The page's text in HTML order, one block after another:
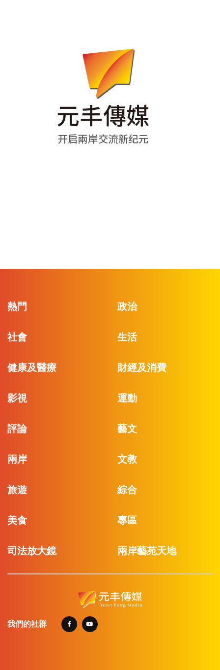
熱門 政治
社會 生活
健康及醫療 財經及消費
影視 運動
評論 藝文
兩岸 文教
旅遊 綜合
美食 專區
司法放大鏡 兩岸藝苑天地
我們的社群